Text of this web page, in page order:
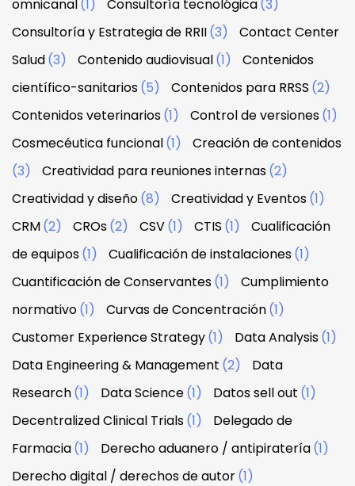
omnicanal(1) Consultoría tecnológica(3)
Consultoría y Estrategia de RRII(3)
Contact Center
Salud(3) Contenido audiovisual(1)
Contenidos
científico-sanitarios(5) Contenidos para RRSS (2)
Contenidos veterinarios(1) Control de versiones(1)
Cosmecéutica funcional(1)
Creación de contenidos
(3)
Creatividad para reuniones internas(2)
Creatividad y diseño(8) Creatividad y Eventos(1)
CRM(2) CROs(2) CSV(1) CTIS (1)
Cualificación
de equipos(1) Cualificación de instalaciones(1)
Cuantificación de Conservantes(1)
Cumplimiento
normativo(1) Curvas de Concentración(1)
Customer Experience Strategy(1) Data Analysis(1)
Data Engineering & Management (2)
Data
Research(1) Data Science(1) Datos sell out (1)
Decentralized Clinical Trials(1)
Delegado de
Farmacia(1) Derecho aduanero / antipiratería(1)
Derecho digital / derechos de autor(1)